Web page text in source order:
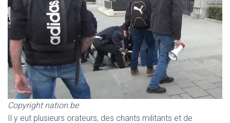
Copyright nation.be
Il y eut plusieurs orateurs, des chants militants et de